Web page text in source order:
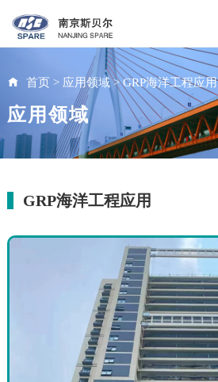
首页> 应用领域>GRP海洋工程应用
应用领域
GRP海洋工程应用